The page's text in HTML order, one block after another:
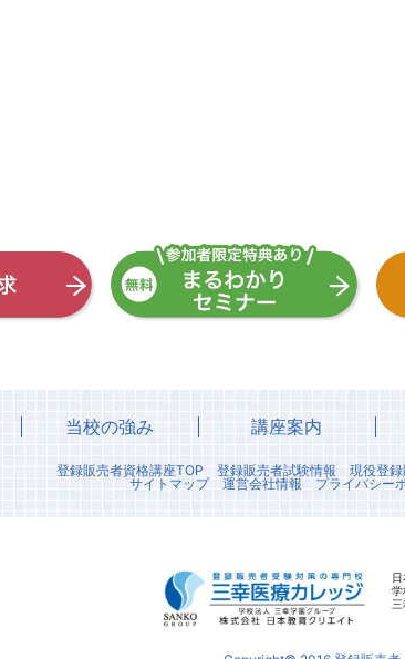
当校の強み 講座案内
登録販売者資格講座TOP 登録販売者試験情報 現役登
サイトマップ
運営会社情報 プライバシー
学